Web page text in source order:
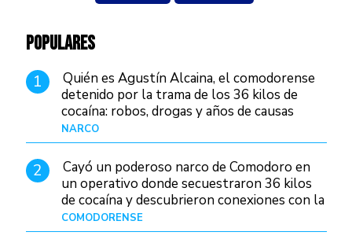
POPULARES
1
Quién es Agustín Alcaina, el comodorense
detenido por la trama de los 36 kilos de
cocaína: robos, drogas y años de causas
judiciales
NARCO
2
Cayó un poderoso narco de Comodoro en
un operativo donde secuestraron 36 kilos
de cocaína y descubrieron conexiones con la
Patagonia
COMODORENSE